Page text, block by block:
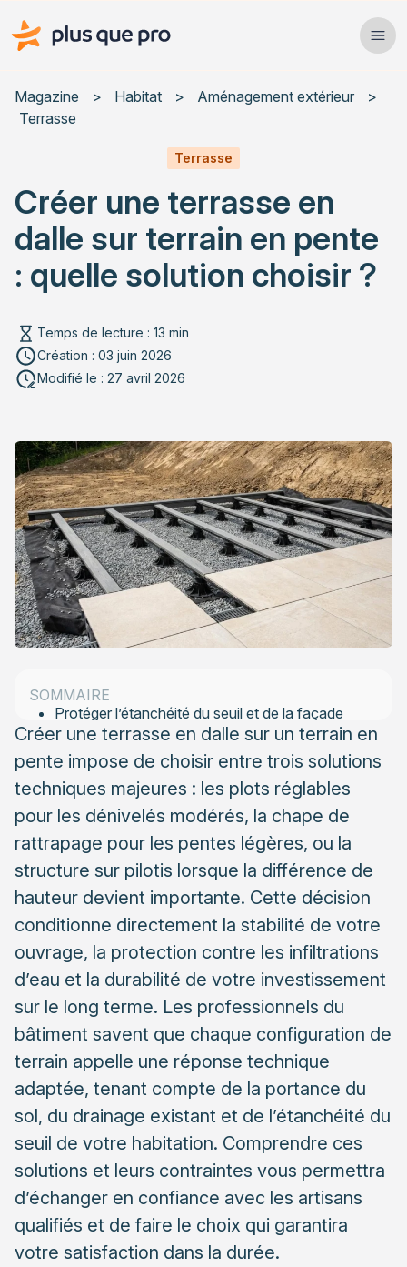
Plus que pro Mag'
Habitat
Actualités
Rechercher un article
Magazine > Habitat > Aménagement extérieur
>
Terrasse
Terrasse
Créer une terrasse en
dalle sur terrain en pente
: quelle solution choisir ?
Temps de lecture : 13 min
Création : 03 juin 2026
Modifié le : 27 avril 2026
Créer une terrasse en dalle sur un terrain en
pente impose de choisir entre trois solutions
techniques majeures : les plots réglables
pour les dénivelés modérés, la chape de
rattrapage pour les pentes légères, ou la
structure sur pilotis lorsque la différence de
hauteur devient importante. Cette décision
conditionne directement la stabilité de votre
ouvrage, la protection contre les infiltrations
d’eau et la durabilité de votre investissement
sur le long terme. Les professionnels du
bâtiment savent que chaque configuration de
terrain appelle une réponse technique
adaptée, tenant compte de la portance du
sol, du drainage existant et de l’étanchéité du
seuil de votre habitation. Comprendre ces
solutions et leurs contraintes vous permettra
d’échanger en confiance avec les artisans
qualifiés et de faire le choix qui garantira
votre satisfaction dans la durée.
SOMMAIRE
Évaluer la pente et choisir la solution technique
adaptée
La pose sur plots réglables pour les pentes
moyennes
La chape de rattrapage pour les faibles dénivelés
La structure sur pilotis pour les fortes pentes
pluviales
Protéger l’étanchéité du seuil et de la façade
Maîtriser les finitions périphériques et les
raccordements
Choisir les matériaux de revêtement adaptés
Assurer la continuité avec le jardin
Éviter les erreurs courantes et les risques structurels
Reconnaître quand faire appel à un professionnel
qualifié
Comprendre les limites de l’autoconstruction